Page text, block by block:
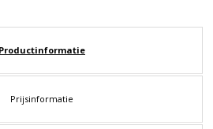
Productinformatie
Prijsinformatie